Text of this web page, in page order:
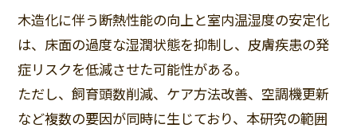
木造化に伴う断熱性能の向上と室内温湿度の安定化
は、床面の過度な湿潤状態を抑制し、皮膚疾患の発
症リスクを低減させた可能性がある。
ただし、飼育頭数削減、ケア方法改善、空調機更新
など複数の要因が同時に生じており、本研究の範囲